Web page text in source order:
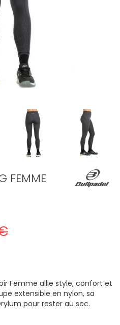
FEMME
Femme allie style, confort et
extensible en nylon, sa
pour rester au sec.